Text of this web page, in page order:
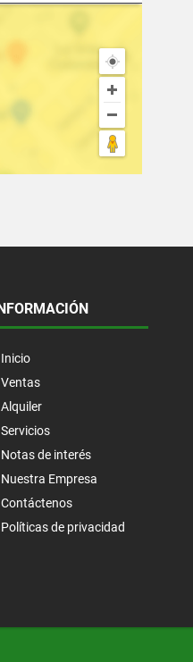
INFORMACIÓN
Inicio
Ventas
Alquiler
Servicios
Notas de interés
Nuestra Empresa
Contáctenos
Políticas de privacidad